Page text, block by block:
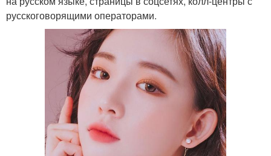
русскоговорящими операторами.